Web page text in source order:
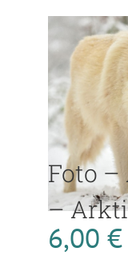
Foto
–
6,00 €